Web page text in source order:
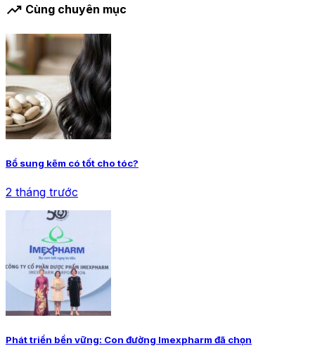
trending_up Cùng chuyên mục
Bổ sung kẽm có tốt cho tóc?
2 tháng trước
Phát triển bền vững: Con đường Imexpharm đã chọn